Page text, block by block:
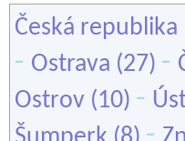
Česká republika
- Ostrava (27) -
Ostrov (10) -